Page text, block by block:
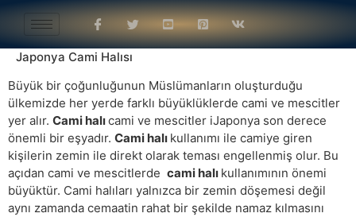
Japonya Cami Halısı
Büyük bir çoğunluğunun Müslümanların oluşturduğu
ülkemizde her yerde farklı büyüklüklerde cami ve mescitler
yer alır. Cami halıcami ve mescitler iJaponya son derece
önemli bir eşyadır. Cami halı kullanımı ile camiye giren
kişilerin zemin ile direkt olarak teması engellenmiş olur. Bu
açıdan cami ve mescitlerde cami halı kullanımının önemi
büyüktür. Cami halıları yalnızca bir zemin döşemesi değil
aynı zamanda cemaatin rahat bir şekilde namaz kılmasını